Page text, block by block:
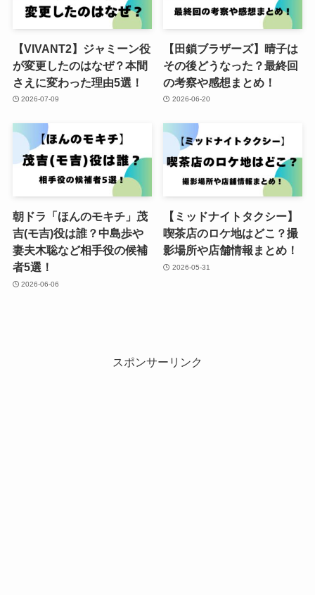
【VIVANT2】ジャミーン役
が変更したのはなぜ？本間
さえに変わった理由5選！
2026-07-09
【田鎖ブラザーズ】晴子は
その後どうなった？最終回
の考察や感想まとめ！
2026-06-20
朝ドラ「ほんのモキチ」茂
吉(モ吉)役は誰？中島歩や
妻夫木聡など相手役の候補
者5選！
2026-06-06
【ミッドナイトタクシー】
喫茶店のロケ地はどこ？撮
影場所や店舗情報まとめ！
2026-05-31
スポンサーリンク